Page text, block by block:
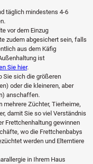
täglich mindestens 4-6
vor dem Einzug
zudem abgesichert sein, falls
aus dem Käfig
ist
Sie hier.
Sie sich die größeren
oder die kleineren, aber
anschaffen.
mehrere Züchter, Tierheime,
damit Sie so viel Verständnis
Frettchenhaltung gewinnen
wo die Frettchenbabys
werden und Elterntiere
in Ihrem Haus